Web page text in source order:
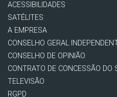
ACESSIBILIDADES
SATÉLITES
A EMPRESA
CONSELHO GERAL
CONSELHO DE OPINIÃO
CONTRATO DE CONCESSÃO DO
TELEVISÃO
RGPD